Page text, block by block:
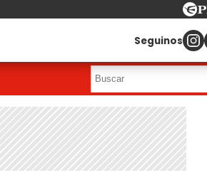
Seguinos